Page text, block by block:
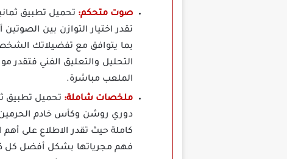
صوت متحكم:
تقدر اختيار التوازن بين
بما يتوافق مع تفضيلاتك
التحليل والتعليق الفني فتقدر
الملعب مباشرة.
ملخصات شاملة: تحميل تطبيق
دوري روشن وكأس خادم الحرمين
كاملة حيث تقدر الاطلاع على
فهم مجرياتها بشكل أفضل كل